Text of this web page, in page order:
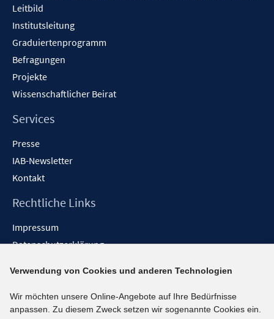
Leitbild
Institutsleitung
Graduiertenprogramm
Befragungen
Projekte
Wissenschaftlicher Beirat
Services
Presse
IAB-Newsletter
Kontakt
Rechtliche Links
Impressum
Datenschutzerklärung
Barrieren melden
Social-Media-Kanäle
Verwendung von Cookies und anderen Technologien
Wir möchten unsere Online-Angebote auf Ihre Bedürfnisse
anpassen. Zu diesem Zweck setzen wir sogenannte Cookies ein.